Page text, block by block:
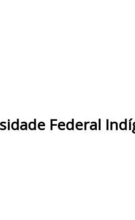
Federal